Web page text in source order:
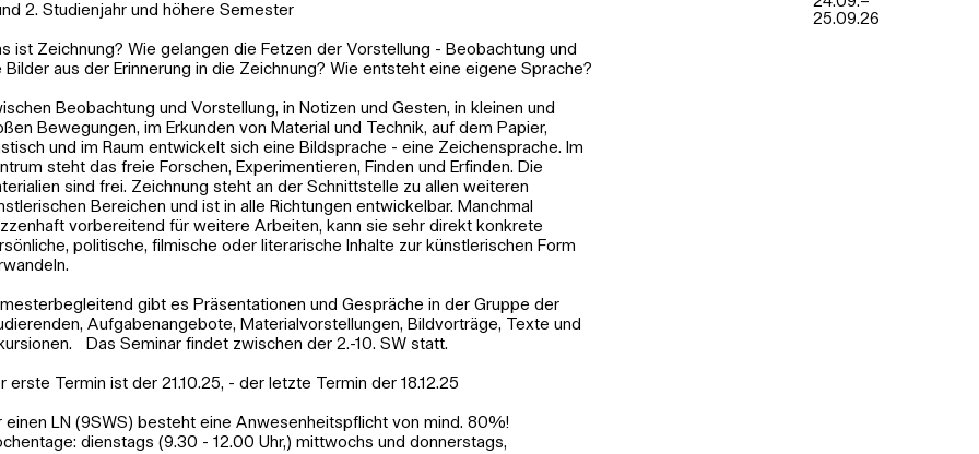
Foto: Julia Kröpelin
2. Studienjahr und höhere Semester
ist Zeichnung? Wie gelangen die Fetzen der Vorstellung - Beobachtung und
Bilder aus der Erinnerung in die Zeichnung? Wie entsteht eine eigene Sprache?
Beobachtung und Vorstellung, in Notizen und Gesten, in kleinen und
Bewegungen, im Erkunden von Material und Technik, auf dem Papier,
und im Raum entwickelt sich eine Bildsprache - eine Zeichensprache. Im
steht das freie Forschen, Experimentieren, Finden und Erfinden. Die
sind frei. Zeichnung steht an der Schnittstelle zu allen weiteren
Bereichen und ist in alle Richtungen entwickelbar. Manchmal
vorbereitend für weitere Arbeiten, kann sie sehr direkt konkrete
politische, filmische oder literarische Inhalte zur künstlerischen Form
gibt es Präsentationen und Gespräche in der Gruppe der
Aufgabenangebote, Materialvorstellungen, Bildvorträge, Texte und
Das Seminar findet zwischen der 2.-10. SW statt.
erste Termin ist der 21.10.25, - der letzte Termin der 18.12.25
einen LN (9SWS) besteht eine Anwesenheitspflicht von mind. 80%!
dienstags (9.30 - 12.00 Uhr,) mittwochs und donnerstags,
25.09.26